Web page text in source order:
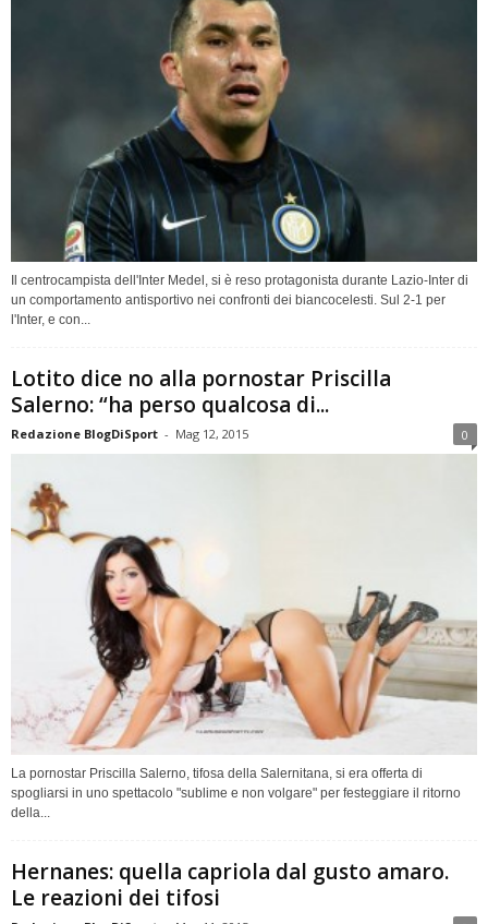
Il centrocampista dell'Inter Medel, si è reso protagonista durante Lazio-Inter di
un comportamento antisportivo nei confronti dei biancocelesti. Sul 2-1 per
l'Inter, e con...
Lotito dice no alla pornostar Priscilla
Salerno: “ha perso qualcosa di...
Redazione BlogDiSport - Mag 12, 2015 0
La pornostar Priscilla Salerno, tifosa della Salernitana, si era offerta di
spogliarsi in uno spettacolo "sublime e non volgare" per festeggiare il ritorno
della...
Hernanes: quella capriola dal gusto amaro.
Le reazioni dei tifosi